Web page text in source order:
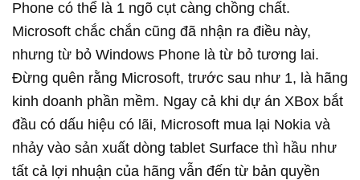
Phone có thể là 1 ngõ cụt càng chồng chất.
Microsoft chắc chắn cũng đã nhận ra điều này,
nhưng từ bỏ Windows Phone là từ bỏ tương lai.
Đừng quên rằng Microsoft, trước sau như 1, là hãng
kinh doanh phần mềm. Ngay cả khi dự án XBox bắt
đầu có dấu hiệu có lãi, Microsoft mua lại Nokia và
nhảy vào sản xuất dòng tablet Surface thì hầu như
tất cả lợi nhuận của hãng vẫn đến từ bản quyền